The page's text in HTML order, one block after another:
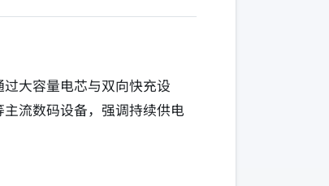
大容量电芯与双向快充设
流数码设备，强调持续供电